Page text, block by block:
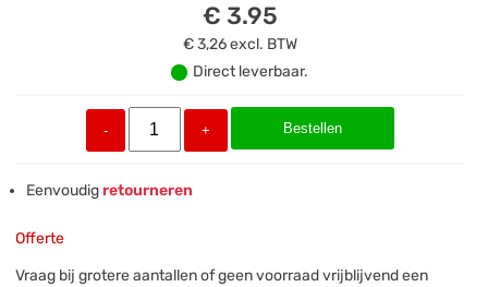
€ 3.95
€ 3,26excl. BTW
Direct leverbaar.
- + Bestellen
Eenvoudigretourneren
Offerte
Vraag bij grotere aantallen of geen voorraad vrijblijvend een